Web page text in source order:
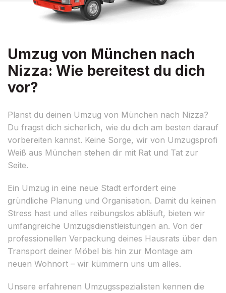
Umzug von München nach
Nizza: Wie bereitest du dich
vor?
Planst du deinen Umzug von München nach Nizza?
Du fragst dich sicherlich, wie du dich am besten darauf
vorbereiten kannst. Keine Sorge, wir von Umzugsprofi
Weiß aus München stehen dir mit Rat und Tat zur
Seite.
Ein Umzug in eine neue Stadt erfordert eine
gründliche Planung und Organisation. Damit du keinen
Stress hast und alles reibungslos abläuft, bieten wir
umfangreiche Umzugsdienstleistungen an. Von der
professionellen Verpackung deines Hausrats über den
Transport deiner Möbel bis hin zur Montage am
neuen Wohnort – wir kümmern uns um alles.
Unsere erfahrenen Umzugsspezialisten kennen die